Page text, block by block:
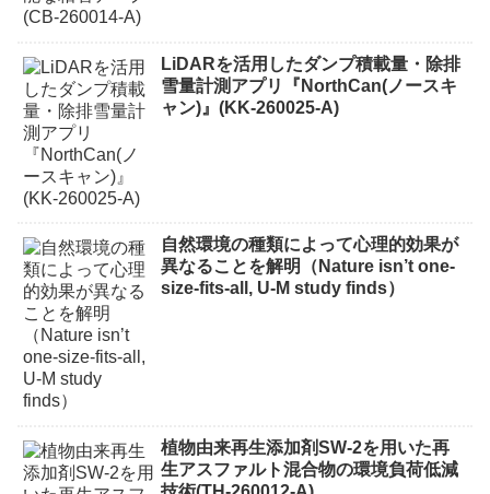
LiDARを活用したダンプ積載量・除排
雪量計測アプリ『NorthCan(ノースキ
ャン)』(KK-260025-A)
自然環境の種類によって心理的効果が
異なることを解明（Nature isn’t one-
size-fits-all, U-M study finds）
植物由来再生添加剤SW-2を用いた再
生アスファルト混合物の環境負荷低減